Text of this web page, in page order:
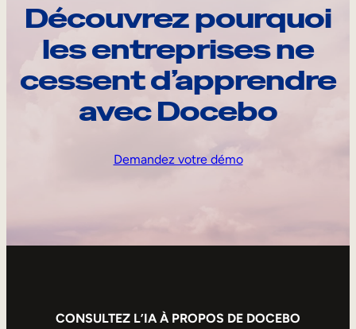
Découvrez pourquoi
les entreprises ne
cessent d’apprendre
avec Docebo
Demandez votre démo
CONSULTEZ L’IA À PROPOS DE DOCEBO